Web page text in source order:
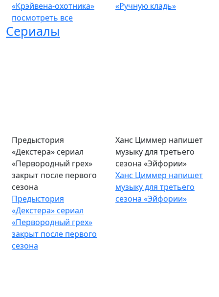
«Крэйвена-охотника»
«Ручную кладь»
посмотреть все
Сериалы
Предыстория
«Декстера» сериал
«Первородный грех»
закрыт после первого
сезона
Предыстория
«Декстера» сериал
«Первородный грех»
закрыт после первого
сезона
Ханс Циммер напишет
музыку для третьего
сезона «Эйфории»
Ханс Циммер напишет
музыку для третьего
сезона «Эйфории»